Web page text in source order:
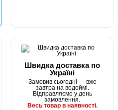
30г
Швидка доставка по
Україні
Замовив сьогодні — вже
завтра на водоймі.
Відправляємо у день
замовлення.
Весь товар в наявності.